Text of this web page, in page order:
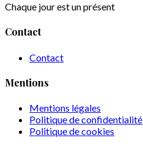
Chaque jour est un présent
Contact
Contact
Mentions
Mentions légales
Politique de confidentialité
Politique de cookies